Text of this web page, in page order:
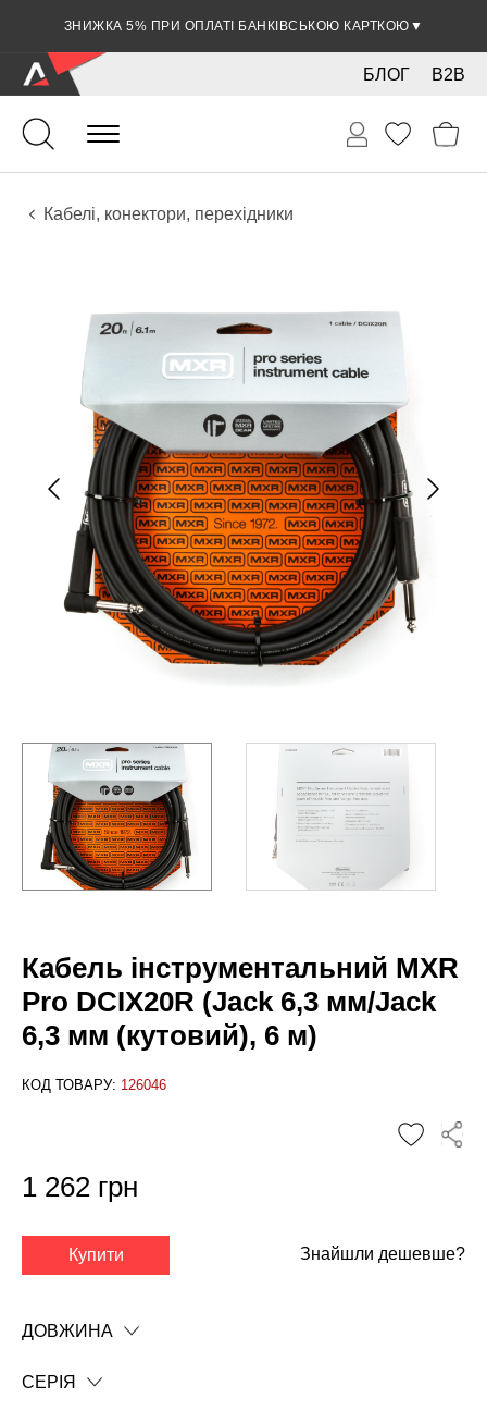
ЗНИЖКА 5% ПРИ ОПЛАТІ БАНКІВСЬКОЮ КАРТКОЮ ▼
B2B
БЛОГ
Гітари
Електро інструменти
Звукове обладнання
Кабелі, конектори, перехідники
Кабель інструментальний MXR
Pro DCIX20R (Jack 6,3 мм/Jack
6,3 мм (кутовий), 6 м)
КОД ТОВАРУ: 126046
1 262 грн
Купити Знайшли дешевше?
ДОВЖИНА
СЕРІЯ